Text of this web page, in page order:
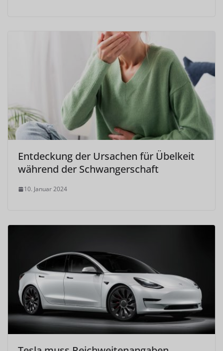
Entdeckung der Ursachen für Übelkeit
während der Schwangerschaft
10. Januar 2024